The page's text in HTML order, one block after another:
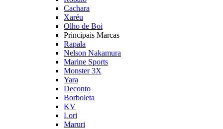
Cachara
Xaréu
Olho de Boi
Principais Marcas
Rapala
Nelson Nakamura
Marine Sports
Monster 3X
Yara
Deconto
Borboleta
KV
Lori
Maruri